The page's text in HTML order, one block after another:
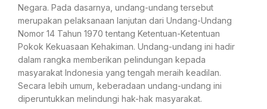
Negara. Pada dasarnya, undang-undang tersebut
merupakan pelaksanaan lanjutan dari Undang-Undang
Nomor 14 Tahun 1970 tentang Ketentuan-Ketentuan
Pokok Kekuasaan Kehakiman. Undang-undang ini hadir
dalam rangka memberikan pelindungan kepada
masyarakat Indonesia yang tengah meraih keadilan.
Secara lebih umum, keberadaan undang-undang ini
diperuntukkan melindungi hak-hak masyarakat.